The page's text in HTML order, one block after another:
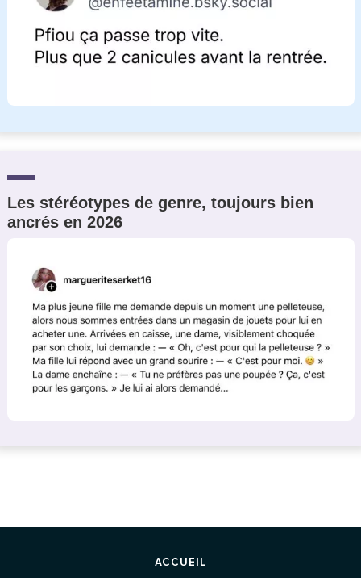
Les stéréotypes de genre, toujours bien
ancrés en 2026
ACCUEIL